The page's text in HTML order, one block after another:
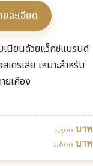
ยละเอียด
เนียนด้วยแว็กซ์แบรนด์
ตรเลีย เหมาะสำหรับ
ยเคือง
1,500 บาท
1,800 บาท